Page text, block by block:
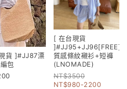
貨 ]#JJ87漂
包
[ 在台現貨
]#JJ95+JJ96[FREE]
質感條紋襯衫+短褲
(LNOMADE)
3500
980-2200